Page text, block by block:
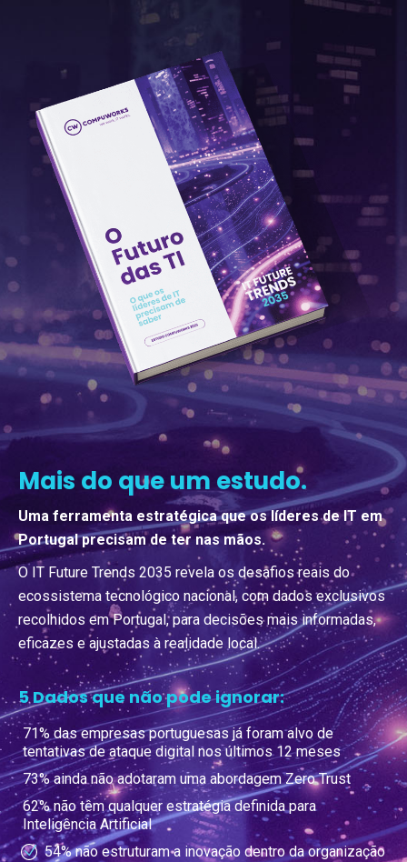
Mais do que um estudo.
Uma ferramenta estratégica que os líderes de IT em
Portugal precisam de ter nas mãos.
O IT Future Trends 2035 revela os desafios reais do
ecossistema tecnológico nacional, com dados exclusivos
recolhidos em Portugal, para decisões mais informadas,
eficazes e ajustadas à realidade local.
5 Dados que não pode ignorar:
71% das empresas portuguesas já foram alvo de
tentativas de ataque digital nos últimos 12 meses
73% ainda não adotaram uma abordagem Zero Trust
62% não têm qualquer estratégia definida para
Inteligência Artificial
54% não estruturam a inovação dentro da organização